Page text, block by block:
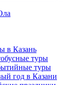
в Казань
туры
туры
год в Казани